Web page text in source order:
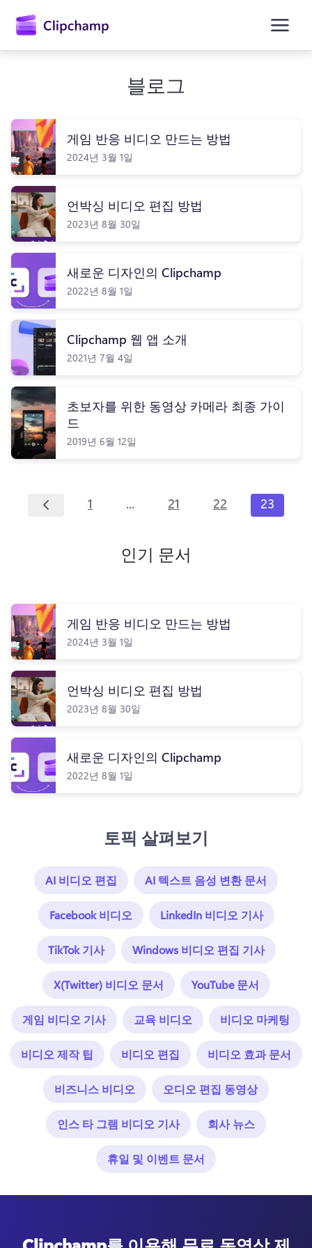
로
무료 체험하기
블로그
게임 반응 비디오 만드는 방법
2024년 3월 1일
언박싱 비디오 편집 방법
2023년 8월 30일
새로운 디자인의 Clipchamp
2022년 8월 1일
Clipchamp 웹 앱 소개
2021년 7월 4일
초보자를 위한 동영상 카메라 최종 가이
드
2019년 6월 12일
1 ... 21 22 23
인기 문서
게임 반응 비디오 만드는 방법
2024년 3월 1일
언박싱 비디오 편집 방법
2023년 8월 30일
새로운 디자인의 Clipchamp
2022년 8월 1일
토픽 살펴보기
AI 비디오 편집 AI 텍스트 음성 변환 문서
Facebook 비디오 LinkedIn 비디오 기사
TikTok 기사 Windows 비디오 편집 기사
X(Twitter) 비디오 문서 YouTube 문서
게임 비디오 기사 교육 비디오 비디오 마케팅
비디오 제작 팁 비디오 편집 비디오 효과 문서
비즈니스 비디오 오디오 편집 동영상
인스 타 그램 비디오 기사 회사 뉴스
휴일 및 이벤트 문서